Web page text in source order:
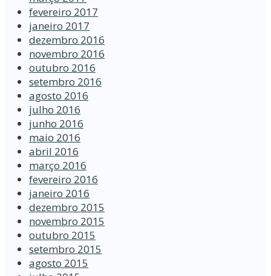
fevereiro 2017
janeiro 2017
dezembro 2016
novembro 2016
outubro 2016
setembro 2016
agosto 2016
julho 2016
junho 2016
maio 2016
abril 2016
março 2016
fevereiro 2016
janeiro 2016
dezembro 2015
novembro 2015
outubro 2015
setembro 2015
agosto 2015